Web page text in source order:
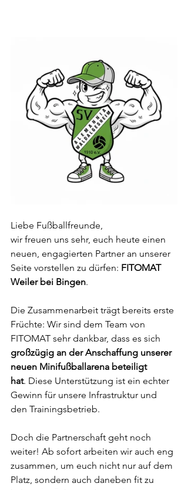
Liebe Fußballfreunde,
wir freuen uns sehr, euch heute einen
neuen, engagierten Partner an unserer
Seite vorstellen zu dürfen: FITOMAT
Weiler bei Bingen.
Die Zusammenarbeit trägt bereits erste
Früchte: Wir sind dem Team von
FITOMAT sehr dankbar, dass es sich
großzügig an der Anschaffung unserer
neuen Minifußballarena beteiligt
hat. Diese Unterstützung ist ein echter
Gewinn für unsere Infrastruktur und
den Trainingsbetrieb.
Doch die Partnerschaft geht noch
weiter! Ab sofort arbeiten wir auch eng
zusammen, um euch nicht nur auf dem
Platz, sondern auch daneben fit zu